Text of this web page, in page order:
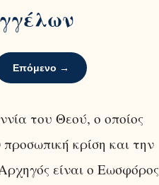
Επόμενο →
του Θεού, ο οποίος
κρίση και την
είναι ο Εωσφόρος